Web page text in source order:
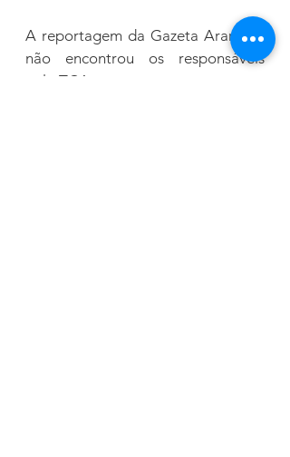
A reportagem da Gazeta Ararense
não encontrou os responsáveis